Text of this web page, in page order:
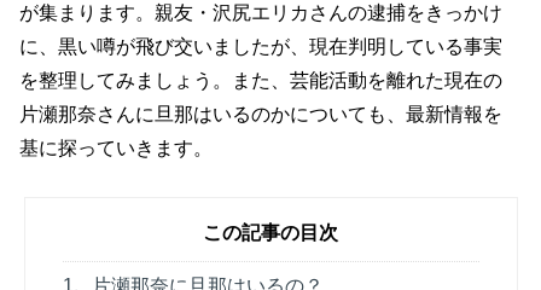
が集まります。親友・沢尻エリカさんの逮捕をきっかけ
に、黒い噂が飛び交いましたが、現在判明している事実
を整理してみましょう。また、芸能活動を離れた現在の
片瀬那奈さんに旦那はいるのかについても、最新情報を
基に探っていきます。
この記事の目次